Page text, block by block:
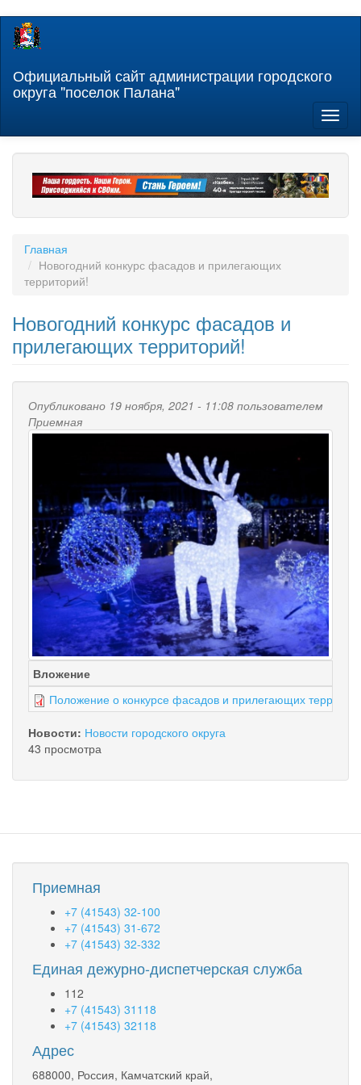
Перейти
содержанию
Официальный сайт администрации городского
округа "поселок Палана"
Главная
Новогодний конкурс фасадов и прилегающих
территорий!
Новогодний конкурс фасадов и
прилегающих территорий!
Опубликовано 19 ноября, 2021 - 11:08 пользователем
Приемная
Вложение
Положение о конкурсе фасадов и прилегающих
Новости: Новости городского округа
43 просмотра
Приемная
+7 (41543) 32-100
+7 (41543) 31-672
+7 (41543) 32-332
Единая дежурно-диспетчерская служба
112
+7 (41543) 31118
+7 (41543) 32118
Адрес
688000, Россия, Камчатский край,